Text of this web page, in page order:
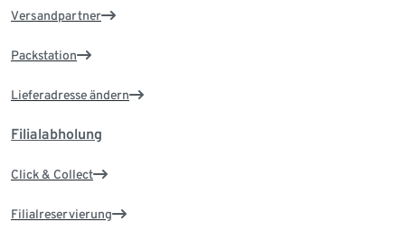
Versandpartner
Packstation
Lieferadresse ändern
Filialabholung
Click & Collect
Filialreservierung